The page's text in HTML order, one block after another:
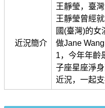
近況簡介
王靜瑩，臺
王靜瑩曾經
國(臺灣)的女
做Jane
1，今年年齡
子座星座淨
近況，一起支